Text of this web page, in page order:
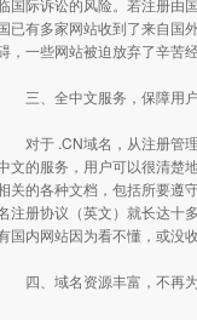
国际诉讼的风险。若注册由
已有多家网站收到了来自国
，一些网站被迫放弃了辛苦
三、全中文服务，保障用
对于 .CN域名，从注册管理
文的服务，用户可以很清楚
关的各种文档，包括所要遵
注册协议（英文）就长达十
国内网站因为看不懂，或没
四、域名资源丰富，不再